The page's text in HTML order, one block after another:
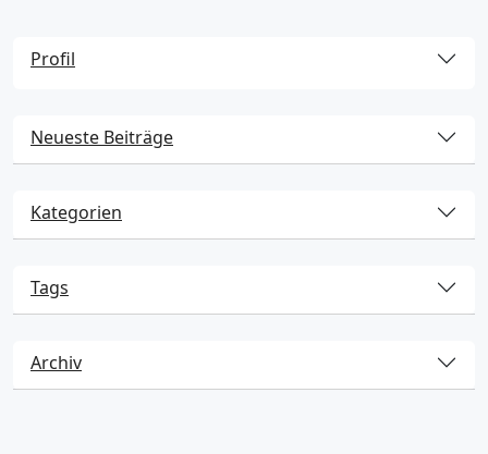
Profil
Neueste Beiträge
Kategorien
Tags
Archiv